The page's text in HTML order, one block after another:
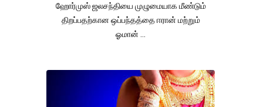
ஹோர்முஸ் ஜலசந்தியை முழுமையாக மீண்டும்
திறப்பதற்கான ஒப்பந்தத்தை ஈரான் மற்றும்
ஓமான் ...